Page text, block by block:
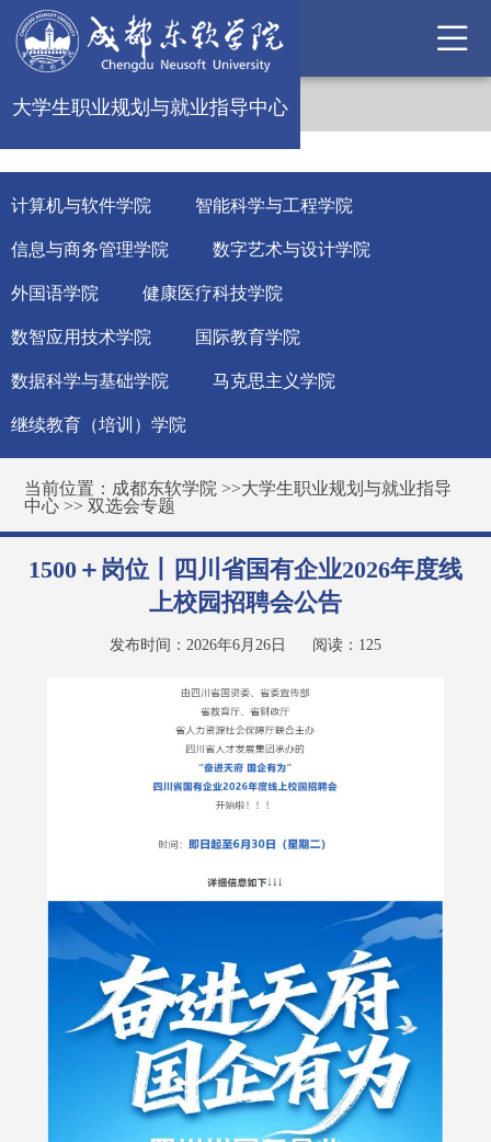
大学生职业规划与就业指导中心
计算机与软件学院 智能科学与工程学院
信息与商务管理学院 数字艺术与设计学院
外国语学院 健康医疗科技学院
数智应用技术学院 国际教育学院
数据科学与基础学院 马克思主义学院
继续教育（培训）学院
当前位置： 成都东软学院 >>大学生职业规划与就业指导
中心 >>双选会专题
1500＋岗位丨四川省国有企业2026年度线
上校园招聘会公告
发布时间：2026年6月26日 阅读： 125